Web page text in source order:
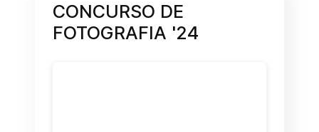
CONCURSO DE
FOTOGRAFIA '24